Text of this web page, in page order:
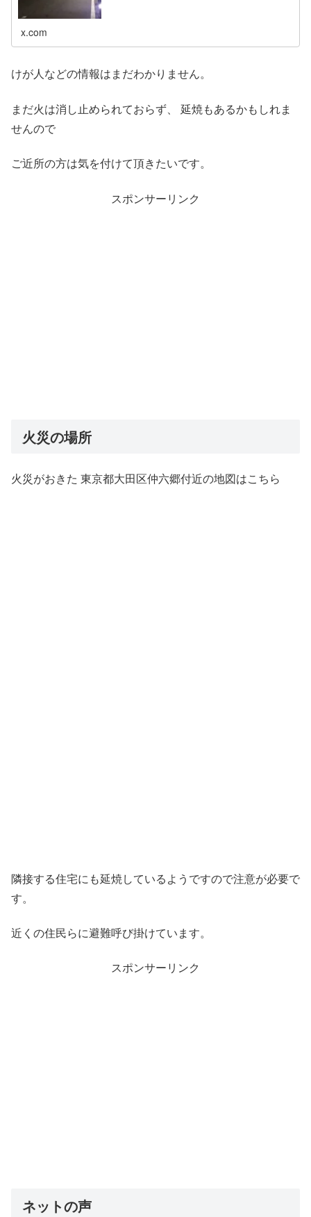
x.com
けが人などの情報はまだわかりません。
まだ火は消し止められておらず、 延焼もあるかもしれま
せんので
ご近所の方は気を付けて頂きたいです。
スポンサーリンク
火災の場所
火災がおきた 東京都大田区仲六郷付近の地図はこちら
隣接する住宅にも延焼しているようですので注意が必要で
す。
近くの住民らに避難呼び掛けています。
スポンサーリンク
ネットの声